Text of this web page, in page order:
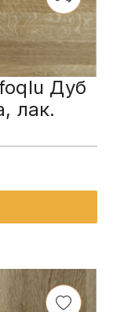
Дуб
лак.